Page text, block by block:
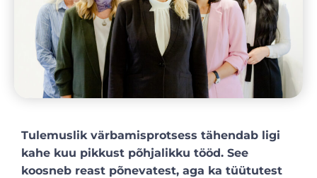
Tulemuslik värbamisprotsess tähendab ligi
kahe kuu pikkust põhjalikku tööd. See
koosneb reast põnevatest, aga ka tüütutest